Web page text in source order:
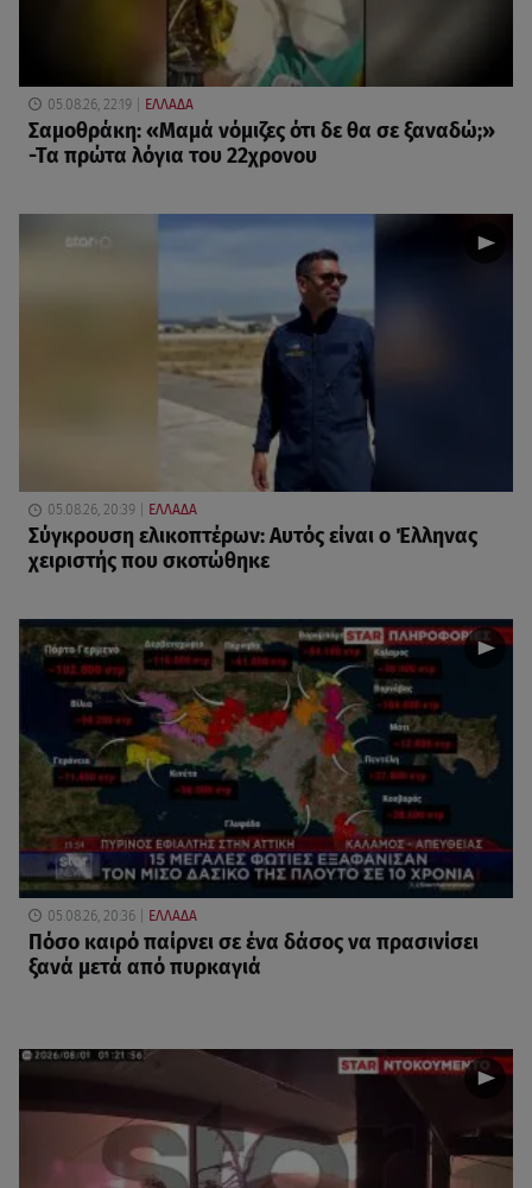
05.08.26, 22:19 ΕΛΛΑΔΑ
Σαμοθράκη: «Μαμά νόμιζες ότι δε θα σε ξαναδώ;»
-Τα πρώτα λόγια του 22χρονου
05.08.26, 20:39 ΕΛΛΑΔΑ
Σύγκρουση ελικοπτέρων: Αυτός είναι ο Έλληνας
χειριστής που σκοτώθηκε
05.08.26, 20:36 ΕΛΛΑΔΑ
Πόσο καιρό παίρνει σε ένα δάσος να πρασινίσει
ξανά μετά από πυρκαγιά